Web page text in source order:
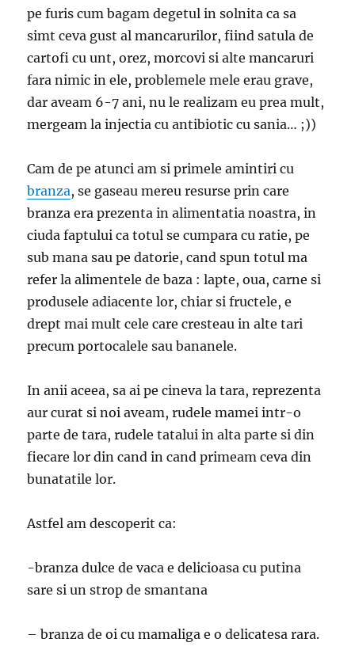
pe furis cum bagam degetul in solnita ca sa
simt ceva gust al mancarurilor, fiind satula de
cartofi cu unt, orez, morcovi si alte mancaruri
fara nimic in ele, problemele mele erau grave,
dar aveam 6-7 ani, nu le realizam eu prea mult,
mergeam la injectia cu antibiotic cu sania… ;))
Cam de pe atunci am si primele amintiri cu
branza, se gaseau mereu resurse prin care
branza era prezenta in alimentatia noastra, in
ciuda faptului ca totul se cumpara cu ratie, pe
sub mana sau pe datorie, cand spun totul ma
refer la alimentele de baza : lapte, oua, carne si
produsele adiacente lor, chiar si fructele, e
drept mai mult cele care cresteau in alte tari
precum portocalele sau bananele.
In anii aceea, sa ai pe cineva la tara, reprezenta
aur curat si noi aveam, rudele mamei intr-o
parte de tara, rudele tatalui in alta parte si din
fiecare lor din cand in cand primeam ceva din
bunatatile lor.
Astfel am descoperit ca:
-branza dulce de vaca e delicioasa cu putina
sare si un strop de smantana
– branza de oi cu mamaliga e o delicatesa rara.